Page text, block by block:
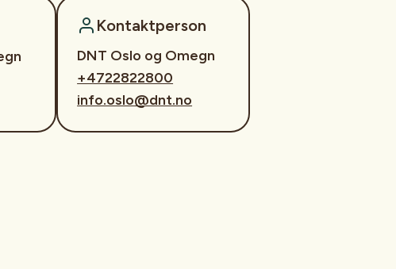
Kontaktperson
DNT Oslo og Omegn
+4722822800
info.oslo@dnt.no